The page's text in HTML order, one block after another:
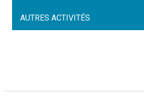
AUTRES ACTIVITÉS